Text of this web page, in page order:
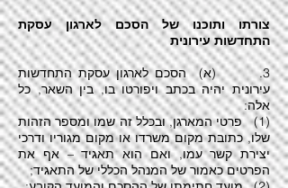
צורתו ותוכנו של הסכם לארגון עסקת
התחדשות עירונית
3. (א) הסכם לארגון עסקת התחדשות
עירונית יהיה בכתב ויפורטו בו, בין השאר, כל
אלה:
(1) פרטי המארגן, ובכלל זה שמו ומספר הזהות
שלו, כתובת מקום משרדו או מקום מגוריו ודרכי
יצירת קשר עמו, ואם הוא תאגיד – אף את
הפרטים כאמור של המנהל הכללי של התאגיד;